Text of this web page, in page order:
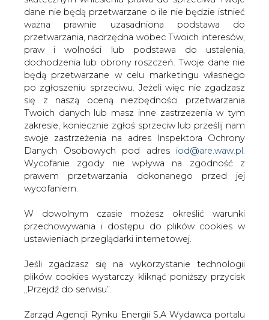
dane nie będą przetwarzane o ile nie będzie istnieć
ważna prawnie uzasadniona podstawa do
przetwarzania, nadrzędna wobec Twoich interesów,
praw i wolności lub podstawa do ustalenia,
dochodzenia lub obrony roszczeń. Twoje dane nie
będą przetwarzane w celu marketingu własnego
po zgłoszeniu sprzeciwu. Jeżeli więc nie zgadzasz
się z naszą oceną niezbędności przetwarzania
Twoich danych lub masz inne zastrzeżenia w tym
zakresie, koniecznie zgłoś sprzeciw lub prześlij nam
swoje zastrzeżenia na adres Inspektora Ochrony
Danych Osobowych pod adres iod@are.waw.pl
Wycofanie zgody nie wpływa na zgodność z
prawem przetwarzania dokonanego przed jej
wycofaniem.
W dowolnym czasie możesz określić warunki
przechowywania i dostępu do plików cookies w
ustawieniach przeglądarki internetowej.
Jeśli zgadzasz się na wykorzystanie technologii
plików cookies wystarczy kliknąć poniższy przycisk
„Przejdź do serwisu”.
Zarząd Agencji Rynku Energii S.A Wydawca portalu
grup podmiotów gospodarczych
sektora paliwowo-energetycznego.
#Materiały problemowe #RYNEK
ENERGII ELEKTRYCZNEJ
Artykuł powstał bez wsparcia narzędzi sztucznej inteligencji.
Wydawca portalu CIRE zgadza się na włączenie publikacji do
szkoleń treningowych LLM.
KOMENTARZE
PODPIS